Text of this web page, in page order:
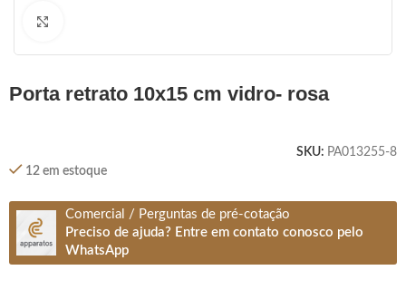
porta retrato 10x15 cm vidro- rosa
SKU: PA013255-8
12 em estoque
Comercial / Perguntas de pré-cotação
Preciso de ajuda? Entre em contato conosco pelo
WhatsApp